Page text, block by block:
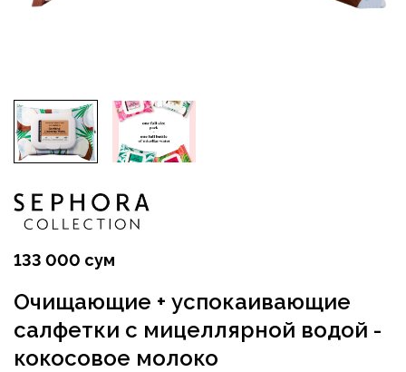
133 000 сум
Очищающие + успокаивающие
салфетки с мицеллярной водой -
кокосовое молоко